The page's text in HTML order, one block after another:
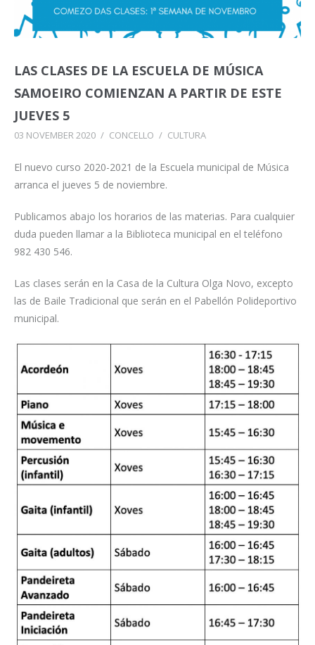
LAS CLASES DE LA ESCUELA DE MÚSICA
SAMOEIRO COMIENZAN A PARTIR DE ESTE
JUEVES 5
03 NOVEMBER 2020 / CONCELLO / CULTURA
El nuevo curso 2020-2021 de la Escuela municipal de Música
arranca el jueves 5 de noviembre.
Publicamos abajo los horarios de las materias. Para cualquier
duda pueden llamar a la Biblioteca municipal en el teléfono
982 430 546.
Las clases serán en la Casa de la Cultura Olga Novo, excepto
las de Baile Tradicional que serán en el Pabellón Polideportivo
municipal.